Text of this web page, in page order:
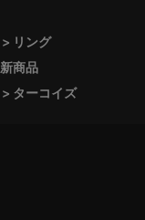
リング
新商品
ターコイズ